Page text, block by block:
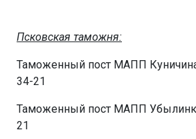
Псковская таможня:
Таможенный пост МАПП
34-21
Таможенный пост МАПП
21